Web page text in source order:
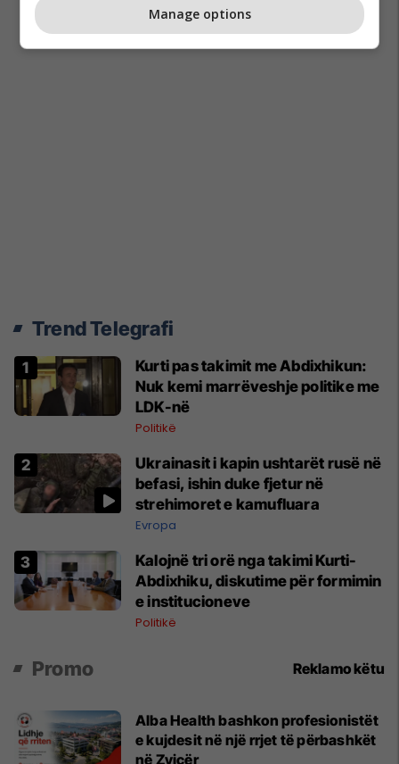
Trend Telegrafi
Kurti pas takimit me Abdixhikun:
Nuk kemi marrëveshje politike me
LDK-në
Politikë
Ukrainasit i kapin ushtarët rusë në
befasi, ishin duke fjetur në
strehimoret e kamufluara
Evropa
Kalojnë tri orë nga takimi Kurti-
Abdixhiku, diskutime për formimin
e institucioneve
Politikë
Promo Reklamo këtu
Alba Health bashkon profesionistët
e kujdesit në një rrjet të përbashkët
në Zvicër
Manage options